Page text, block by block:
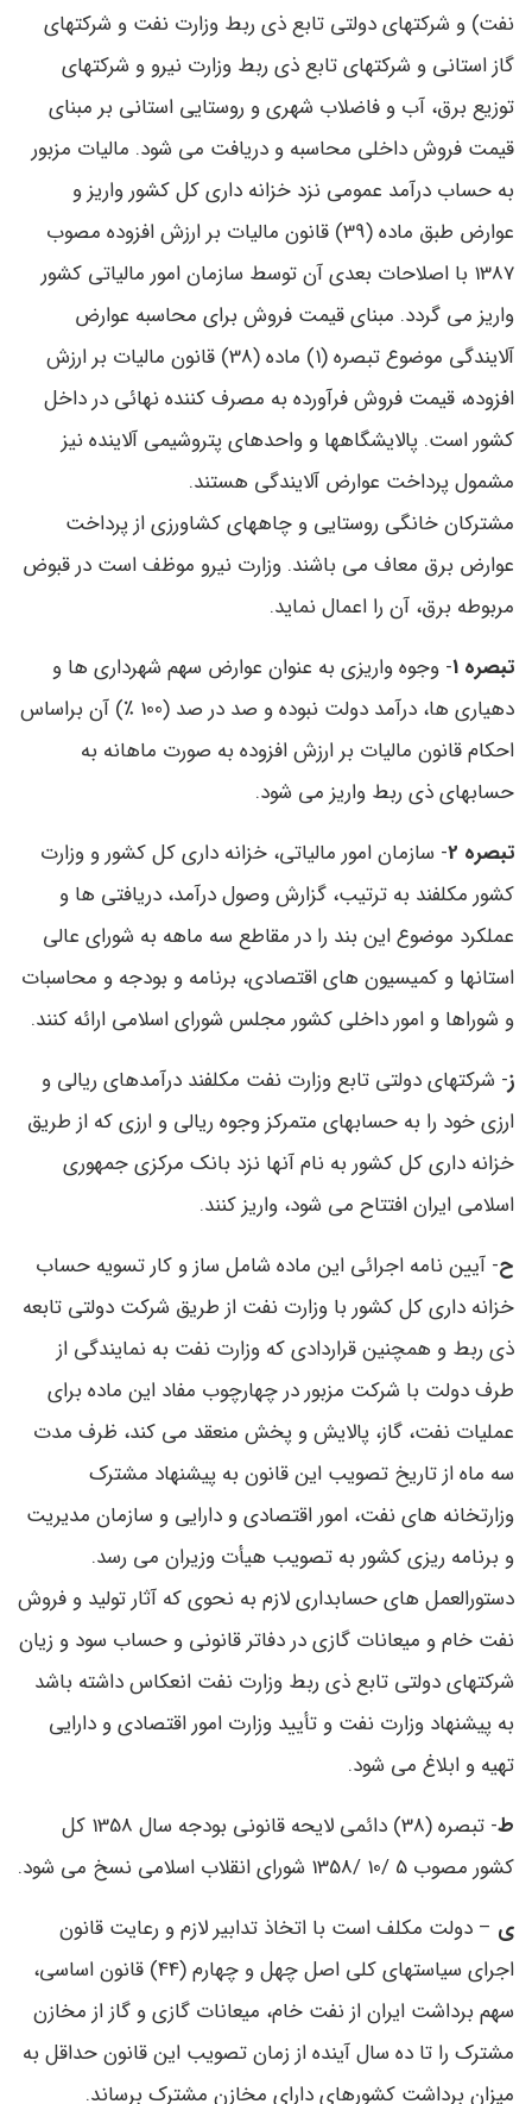
نفت) و شرکتهای دولتی تابع ذی ربط وزارت نفت و شرکتهای
گاز استانی و شرکتهای تابع ذی ربط وزارت نیرو و شرکتهای
توزیع برق، آب و فاضلاب شهری و روستایی استانی بر مبنای
قیمت فروش داخلی محاسبه و دریافت می شود. مالیات مزبور
به حساب درآمد عمومی نزد خزانه داری کل کشور واریز و
عوارض طبق ماده (39) قانون مالیات بر ارزش افزوده مصوب
1387 با اصلاحات بعدی آن توسط سازمان امور مالیاتی کشور
واریز می گردد. مبنای قیمت فروش برای محاسبه عوارض
آلایندگی موضوع تبصره (1) ماده (38) قانون مالیات بر ارزش
افزوده، قیمت فروش فرآورده به مصرف کننده نهائی در داخل
کشور است. پالایشگاهها و واحدهای پتروشیمی آلاینده نیز
مشمول پرداخت عوارض آلایندگی هستند.
مشترکان خانگی روستایی و چاههای کشاورزی از پرداخت
عوارض برق معاف می باشند. وزارت نیرو موظف است در قبوض
مربوطه برق، آن را اعمال نماید.
تبصره 1 - وجوه واریزی به عنوان عوارض سهم شهرداری ها و
دهیاری ها، درآمد دولت نبوده و صد در صد (100 ٪) آن براساس
احکام قانون مالیات بر ارزش افزوده به صورت ماهانه به
حسابهای ذی ربط واریز می شود.
تبصره 2 - سازمان امور مالیاتی، خزانه داری کل کشور و وزارت
کشور مکلفند به ترتیب، گزارش وصول درآمد، دریافتی ها و
عملکرد موضوع این بند را در مقاطع سه ماهه به شورای عالی
استانها و کمیسیون های اقتصادی، برنامه و بودجه و محاسبات
و شوراها و امور داخلی کشور مجلس شورای اسلامی ارائه کنند.
ز- شرکتهای دولتی تابع وزارت نفت مکلفند درآمدهای ریالی و
ارزی خود را به حسابهای متمرکز وجوه ریالی و ارزی که از طریق
خزانه داری کل کشور به نام آنها نزد بانک مرکزی جمهوری
اسلامی ایران افتتاح می شود، واریز کنند.
ح- آیین نامه اجرائی این ماده شامل ساز و کار تسویه حساب
خزانه داری کل کشور با وزارت نفت از طریق شرکت دولتی تابعه
ذی ربط و همچنین قراردادی که وزارت نفت به نمایندگی از
طرف دولت با شرکت مزبور در چهارچوب مفاد این ماده برای
عملیات نفت، گاز، پالایش و پخش منعقد می کند، ظرف مدت
سه ماه از تاریخ تصویب این قانون به پیشنهاد مشترک
وزارتخانه های نفت، امور اقتصادی و دارایی و سازمان مدیریت
و برنامه ریزی کشور به تصویب هیأت وزیران می رسد.
دستورالعمل های حسابداری لازم به نحوی که آثار تولید و فروش
نفت خام و میعانات گازی در دفاتر قانونی و حساب سود و زیان
شرکتهای دولتی تابع ذی ربط وزارت نفت انعکاس داشته باشد
به پیشنهاد وزارت نفت و تأیید وزارت امور اقتصادی و دارایی
تهیه و ابلاغ می شود.
ط
- تبصره (38) دائمی لایحه قانونی بودجه سال 1358 کل
کشور مصوب 5 /10 /1358 شورای انقلاب اسلامی نسخ می شود.
ی – دولت مکلف است با اتخاذ تدابیر لازم و رعایت قانون
اجرای سیاستهای کلی اصل چهل و چهارم (44) قانون اساسی،
سهم برداشت ایران از نفت خام، میعانات گازی و گاز از مخازن
مشترک را تا ده سال آینده از زمان تصویب این قانون حداقل به
میزان برداشت کشورهای دارای مخازن مشترک برساند.